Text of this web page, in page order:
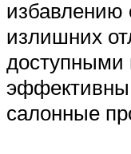
избавлению
излишних
доступными
эффективны
салонные